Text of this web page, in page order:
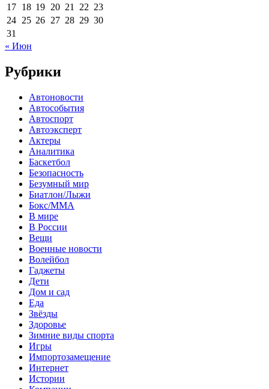
17 18 19 20 21 22 23
24 25 26 27 28 29 30
31
« Июн
Рубрики
Автоновости
Автособытия
Автоспорт
Автоэксперт
Актеры
Аналитика
Баскетбол
Безопасность
Безумный мир
Биатлон/Лыжи
Бокс/MMA
В мире
В России
Вещи
Военные новости
Волейбол
Гаджеты
Дети
Дом и сад
Еда
Звёзды
Здоровье
Зимние виды спорта
Игры
Импортозамещение
Интернет
Истории